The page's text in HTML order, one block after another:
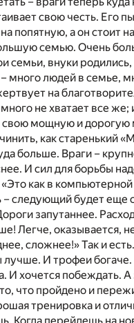
свою честь. Его
попятную, а он стоит
семью. Очень
семьи, внуки
много людей в семье,
на
не хватает все же;
свою мощную и дорогую
как старенький
больше. Враги –
И сил для борьбы
как в
следующий будет еще
запутаннее.
Легче, оказывается,
сложнее!» Так и
И трофеи богаче.
И хочется побеждать. А
что пройдено и
тренировка и
Когда перейдешь на